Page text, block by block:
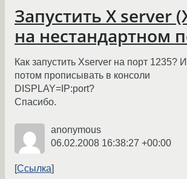
Запустить X server
на нестандартном
Как запустить Xserver на порт 1235?
потом прописывать в консоли
DISPLAY=IP:port?
Спасибо.
anonymous
06.02.2008 16:38:27 +00:00
Ссылка